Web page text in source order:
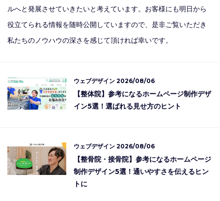
ルへと発展させていきたいと考えています。お客様にも明日から
役立てられる情報を随時公開していますので、是非ご覧いただき
私たちのノウハウの深さを感じて頂ければ幸いです。
ウェブデザイン 2026/08/06
【整体院】参考になるホームページ制作デザ
イン5選！選ばれる見せ方のヒント
ウェブデザイン 2026/08/06
【整骨院・接骨院】参考になるホームページ
制作デザイン5選！通いやすさを伝えるヒン
トに